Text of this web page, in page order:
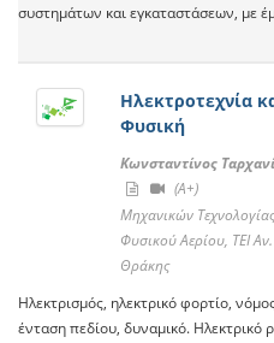
συστημάτων και εγκαταστάσεων, με
Ηλεκτροτεχνία
Φυσική
Κωνσταντίνος
(A+)
Μηχανικών
Φυσικού Αερίου, ΤΕΙ
Θράκης
Ηλεκτρισμός, ηλεκτρικό φορτίο,
ένταση πεδίου, δυναμικό. Ηλεκτρικό